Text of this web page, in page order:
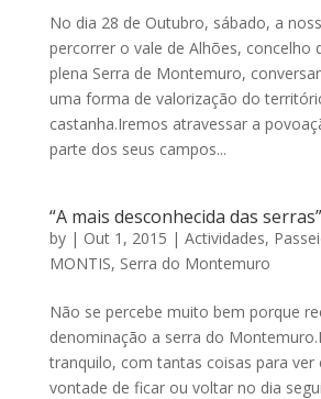
No dia 28 de Outubro, sábado, a
percorrer o vale de Alhões, concelho
plena Serra de Montemuro,
uma forma de valorização do
castanha.Iremos atravessar a
parte dos seus campos...
“A mais desconhecida das serras”
by | Out 1, 2015 | Actividades,
MONTIS, Serra do Montemuro
Não se percebe muito bem porque
denominação a serra do
tranquilo, com tantas coisas para ver
vontade de ficar ou voltar no dia